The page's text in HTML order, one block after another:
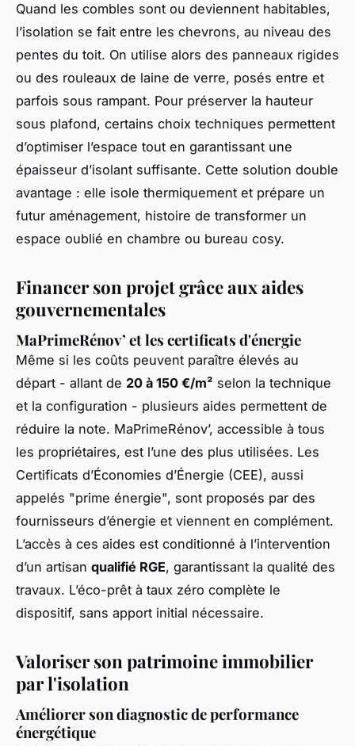
Quand les combles sont ou deviennent habitables,
l’isolation se fait entre les chevrons, au niveau des
pentes du toit. On utilise alors des panneaux rigides
ou des rouleaux de laine de verre, posés entre et
parfois sous rampant. Pour préserver la hauteur
sous plafond, certains choix techniques permettent
d’optimiser l’espace tout en garantissant une
épaisseur d’isolant suffisante. Cette solution double
avantage : elle isole thermiquement et prépare un
futur aménagement, histoire de transformer un
espace oublié en chambre ou bureau cosy.
Financer son projet grâce aux aides
gouvernementales
MaPrimeRénov’ et les certificats d'énergie
Même si les coûts peuvent paraître élevés au
départ - allant de 20 à 150 €/m² selon la technique
et la configuration - plusieurs aides permettent de
réduire la note. MaPrimeRénov’, accessible à tous
les propriétaires, est l’une des plus utilisées. Les
Certificats d’Économies d’Énergie (CEE), aussi
appelés "prime énergie", sont proposés par des
fournisseurs d’énergie et viennent en complément.
L’accès à ces aides est conditionné à l’intervention
d’un artisan qualifié RGE, garantissant la qualité des
travaux. L’éco-prêt à taux zéro complète le
dispositif, sans apport initial nécessaire.
Valoriser son patrimoine immobilier
par l'isolation
Améliorer son diagnostic de performance
énergétique